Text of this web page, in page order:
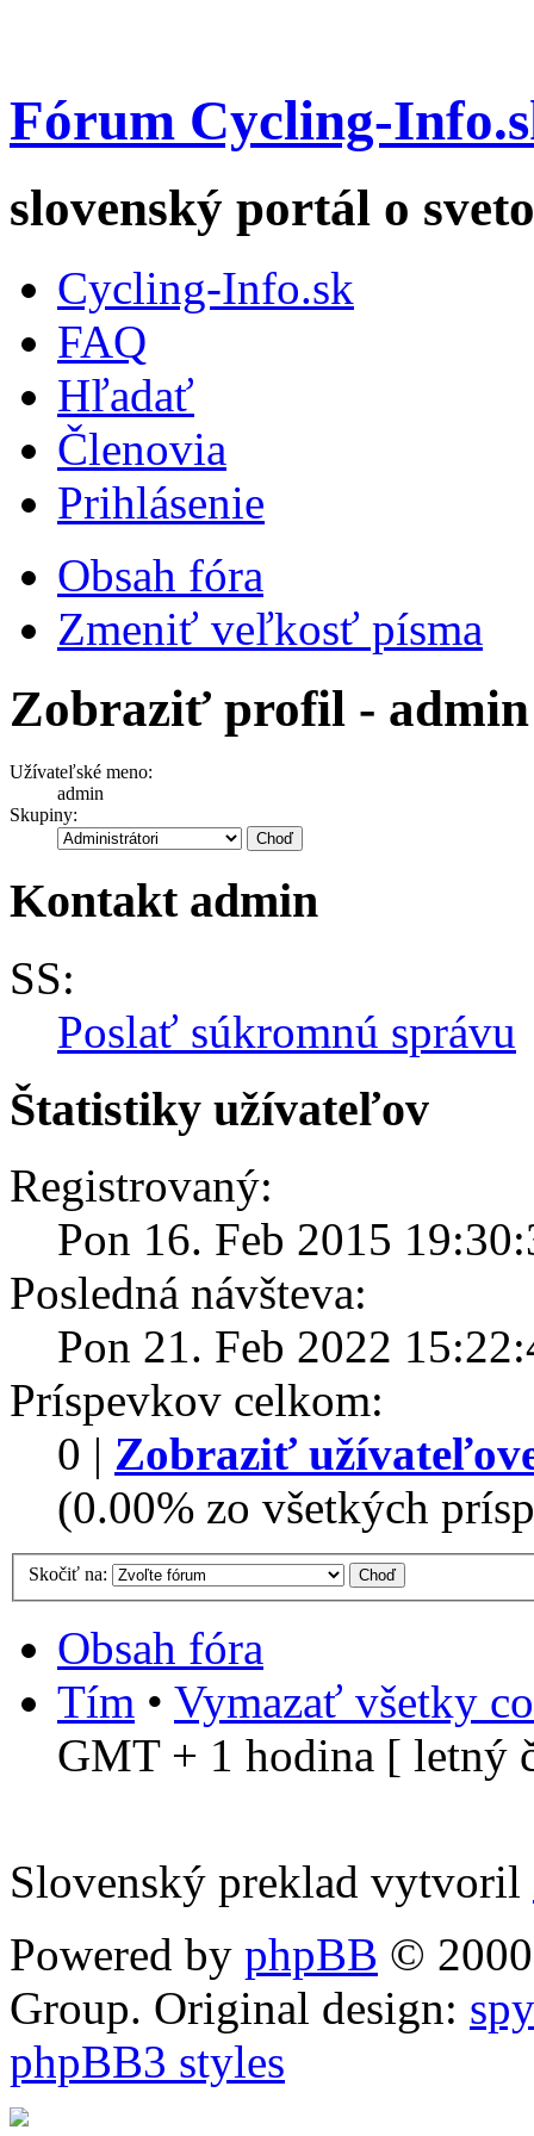
Fórum Cycling-
slovenský portál o
Cycling-Info.sk
FAQ
Hľadať
Členovia
Prihlásenie
Obsah fóra
Zmeniť veľkosť písma
Zobraziť profil - admin
Užívateľské meno:
admin
Skupiny:
Kontakt admin
SS:
Poslať súkromnú správu
Štatistiky užívateľov
Registrovaný:
Pon 16. Feb 2015
Posledná návšteva:
Pon 21. Feb 2022
Príspevkov celkom:
0 | Zobraziť
(0.00% zo všetkých
Skočiť na:
Obsah fóra
Tím • Vymazať všetky
GMT + 1 hodina [ letný
Slovenský preklad vytvoril
Powered by phpBB ©
Group. Original design:
phpBB3 styles